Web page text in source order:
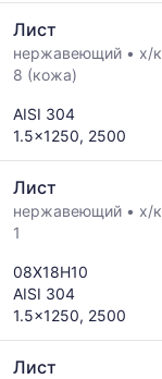
Лист
нержавеющий • х/к
8 (кожа)
AISI 304
1.5x1250, 2500
Лист
нержавеющий • х/к
1
08Х18Н10
AISI 304
1.5x1250, 2500
Лист